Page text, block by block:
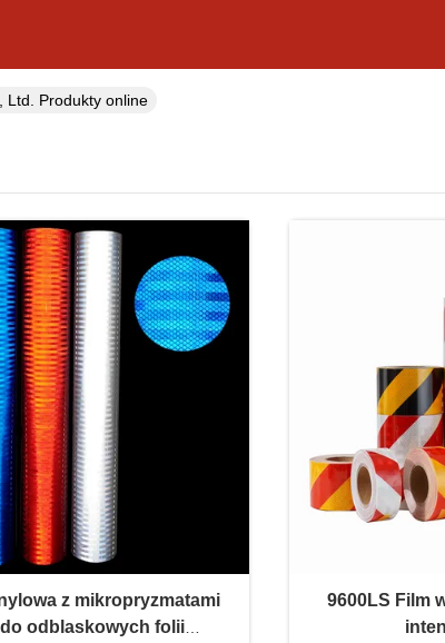
Ltd. Produkty online
z mikropryzmatami
do odblaskowych folii
9600LS Film